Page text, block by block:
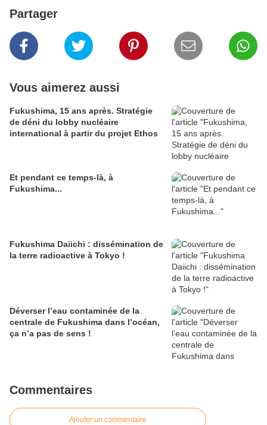
Partager
Vous aimerez aussi
Fukushima, 15 ans après. Stratégie
de déni du lobby nucléaire
international à partir du projet Ethos
Et pendant ce temps-là, à
Fukushima...
Fukushima Daiichi : dissémination de
la terre radioactive à Tokyo !
Déverser l’eau contaminée de la
centrale de Fukushima dans l’océan,
ça n’a pas de sens !
Commentaires
Ajouter un commentaire